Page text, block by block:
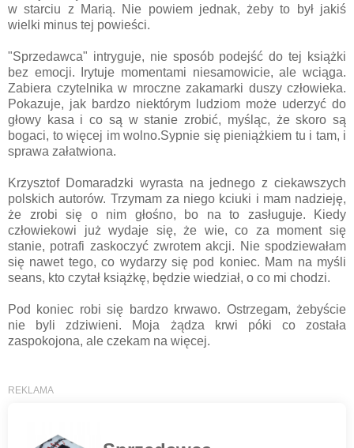
w starciu z Marią. Nie powiem jednak, żeby to był jakiś
wielki minus tej powieści.
"Sprzedawca" intryguje, nie sposób podejść do tej książki
bez emocji. Irytuje momentami niesamowicie, ale wciąga.
Zabiera czytelnika w mroczne zakamarki duszy człowieka.
Pokazuje, jak bardzo niektórym ludziom może uderzyć do
głowy kasa i co są w stanie zrobić, myśląc, że skoro są
bogaci, to więcej im wolno.Sypnie się pieniążkiem tu i tam, i
sprawa załatwiona.
Krzysztof Domaradzki wyrasta na jednego z ciekawszych
polskich autorów. Trzymam za niego kciuki i mam nadzieję,
że zrobi się o nim głośno, bo na to zasługuje. Kiedy
człowiekowi już wydaje się, że wie, co za moment się
stanie, potrafi zaskoczyć zwrotem akcji. Nie spodziewałam
się nawet tego, co wydarzy się pod koniec. Mam na myśli
seans, kto czytał książkę, będzie wiedział, o co mi chodzi.
Pod koniec robi się bardzo krwawo. Ostrzegam, żebyście
nie byli zdziwieni. Moja żądza krwi póki co została
zaspokojona, ale czekam na więcej.